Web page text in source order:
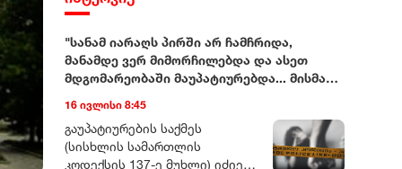
"სანამ იარაღს პირში არ ჩამჩრიდა,
მანამდე ვერ მიმორჩილებდა და ასეთ
მდგომარეობაში მაუპატიურებდა... მისმა
გამაუპატიურეს"
16 ივლისი 8:45
გაუპატიურების საქმეს (სისხლის სამართლის კოდექსის 137-ე მუხლი) იძიებს შინაგან საქმეთა სამინისტროს სამეგრელო-ზემო სვანეთის პოლიციის დეპარტამენტი.ორი, ერთმანეთისგან დამოუკიდებელი წყარო გვეუბნება, რომ პოლიციამ უკვე დაკითხა ის ადამიანები, რომლებმაც, შესაძლოა, ამ ისტორიის შესახებ რამე იცოდნენ.რადიო თავისუფლების ინფორმაციითვე, გამოძიება დაახლოებით ერთი თვის წინ, სოციალურ ქსელში გავრცელებული ვიდეომიმართვების საფუძველზეა დაწყებული.სწორედ ერთი თვის წინ დაუკავშირდა გამომძიებელი 43 წლის ნატა ვიბლიანს, ქალს, რომელიც ამბობს, რომ 90-იან წლებში, რამდენიმე წლის განმავლობაში, მას სისტემატურად აუპატიურებდა თანასოფლელი, სრულწლოვანი კაცი. ამ კაცის გარდა, ნატა ვიბლიანი გაუპატიურებაში ბრალს კიდევ სამ თანასოფლელს სდებს.ვიდეომიმართვებით დაწყებული საქმენატა ვიბლიანის ვიდეომიმართვები სოციალურ ქსელში დაახლოებით სამი თვის წინ გამოჩნდა. ემიგრანტი ქალი ჰყვებოდა, რომ 1990-იან წლებში, სვანეთში, სოფელ სგურიშში, სადაც ის ოჯახთან ერთად ცხოვრობდა, სისტემატური სექსუალური ძალადობის მსხვერპლი იყო. ქალი ღიად ასახელებს იმ კაცების ვინაობას, რომლებმაც მისი თქმით, მასზე ბავშვობისას იძალადეს.ამ ჩანაწერებს არაერთგვაროვანი გამოხმაურება მოჰყვა - სოციალური ქსელების მომხმარებლების ნაწილი გამოძიების დაწყებას, ქალის უფლებების დაცვას, სამართლიანობის აღდგენას მოითხოვს. ისინი ნატა ვიბლიანის მხარდამჭერ, სოლიდარობის გამომხატველ ვიდეომიმართვებსაც ავრცელებენ.ნაწილს კი მიაჩნია, რომ ქალი ყოფილი თანასოფლელების რეპუტაციის შელახვას ცდილობს და ვიდეოების კომენტარებში მას შეურაცხმყოფელი სიტყვებით მიმართავს.„მაუპატიურებდა ბოსელში, სახლში, მინდორში“ - ნატა ვიბლიანის ნაამბობინატა ვიბლიანს რადიო თავისუფლება პირველად რამდენიმე დღის წინ, საზღვარგარეთ დაუკავშირდა. ის წლებია, ემიგრაციაში ცხოვრობს. ჰყავს შვილი და სამი თვის შვილიშვილი.გვეუბნება, რომ ამ 35 წლის განმავლობაში, არ ყოფილა დღე, როდესაც მის თავს გადამხდარ ამბავზე არ უფიქრია: „როცა ძალა მოვიკრიბე, როცა რაღაც ცოდნაც დავაგროვე, გავბედე და ვთქვი, იმ ხალხის დასასჯელად კი არა, სამართლიანობის აღსადგენად“, - ამბობს ნატა ვიბლიანი.ქალს უჭირს დააზუსტოს კონკრეტული წლები, როცა მისი თქმით, თანასოფლელი კაცი - ნათლიის ძმა, მასზე სექსუალურად ძალადობდა:„4 კლასის განათლება მაქვს. ნათლად მახსოვს ფაქტები, მაგრამ წლების დასახელება მიჭირს. მამაჩემის გარდაცვალებიდან ერთი წლის შემდეგ დაიწყო ეს ჯოჯოხეთი. მამას წლისთავის მერე, რამდენიმე დღეში. მამა 7 წლის ასაკში ჩამაკვდა ხელებში და ოთხი და-ძმა დავრჩით, დედაჩემის ამარა“.ნატა ვიბლიანი ამბობს, რომ კაცმა ის პირველად საქონლის სადგომში გააუპატიურა:„ძროხას ვწველიდი, იქ შემოვიდა. თავზე გადამისვა ხელი, ნუ გეშინიაო... ტკივილისგან გავითიშე, რამდენი ხანი ვეგდე იმ ბოსელში, იმ მდგომარეობაში, არ მახსოვს. გონზე რომ მოვედი, ეს ადამიანი იქ აღარ იყო. დამტოვა და გაიქცა“...ნატა ვიბლიანი ჰყვება, რომ იმ დღის შემდეგ, მასზე ძალადობა სისტემატური გახდა, მათ შორის, იარაღის მუქარით:„დაუმორჩილებელი ბავშვი ვიყავი, სანამ იარაღს არ აიღებდა და პირში არ ჩამჩრიდა პისტოლეტის ლულას, მანამდე ვერ მიმორჩილებდა და ასეთ მდგომარეობაში მაუპატიურებდა. ჩემს უმცროს ძმებს უშვერდა იარაღს და ამბობდა, რომ ხმას თუ ამოვიღებდი, იმათ დახოცავდა“.ქალი არამხოლოდ გაუპატიურებაზე არამედ ძალადობისა და დაშინების სხვა ეპიზოდებსაც ჰყვება:„ცხენზე გამომაბა და სადაც ზაფხულობით, საბალახოდ გადაგვყავდა საქონელი, იქამდე მათრია ცხენზე მიბმული, რომ ვინმესთვის არ მეთქვა სიმართლე“.ნატა ვიბლიანის მონათხრობით, ის 14 წლის იქნებოდა, როდესაც დაორსულდა და ბავშვი ნაადრევად გააჩინა:„ვიცი, რომ ცოცხალი დაიბადა, დავინახე და ხმაც გავიგე, ჩემი ინფორმაციით, ექიმი, რომელმაც მამშობიარა, ცოცხალი აღარაა. მახსოვს დიალოგი, ექიმმა როგორ იკითხა ბავშვზე, რა ვუყოთო და ის [კაცი, რომელიც ნატა ვიბლიანის თქმით, მასზე სექსუალურად ძალადობდა] პასუხობდა, მოკალითო. ბავშვს რა ბედი ეწია, არ ვიცი“.43 წლის ქალი ამბობს, რომ სოფელ სგურიშში, როგორც მისმა ოჯახის წევრებმა და ნათესავებმა, ისე სხვა თანასოფლელებმა იცოდნენ, რომ მასზე სექსუალურად ძალადობდნენ, თუმცა ამბობს, რომ თანასოფლელები, მათ შორის, საკუთარი გვარიც წარმომადგენლებიც მას ადანაშაულებდნენ: "[ვიბლიანებთან] ნათლობის სუფრაზე მივედი, გამოვიდნენ, თუკი რამე სალანძღავი სიტყვა იყო, ყველაფერი მეძახეს. ეზოში ბავშვები იყვნენ და ბავშვებმა ქვების სროლით გამომაცილეს".ნატა ვიბლიანის თქმით, 1990-იანი წლების შუაში, ზუგდიდის სამხარეო პოლიციას მიმართა მისმა ბაბუამ, დედის მამამ, თუმცა, საქმის გამოძიება მალევე შეწყდა:„ექსპერტიზაც ჩამიტარეს მაშინ. მაგრამ ამ ადამიანს ნაცნობები ჰყავდა პოლიციაში და ძალიან ბევრი რამ მიიჩქმალა. დაახლოებით ერთ კვირაში, ისევ ჩემმა ოჯახმა, საჩივარი უკან გამოიტანა და ასე დასრულდა ეს საქმე“."რადიო თავისუფლებამ" შინაგან საქმეთა სამინისტროსგან გამოითხოვა 1990-იან წლებში დაწყებული გამოძიების შესახებ ინფორმაცია. უწყებისგან პასუხი ჯერ არ მიგვიღია.გარდა იმ კაცისა, რომელიც ნატა ვიბლიანის თქმით, მასზე სისტემატურად ძალადობდა, ქალი ამბობს, რომ ის იმავე პერიოდში გააუპატიურა კიდევ სამმა კაცმა:„სამივენი ამ კაცის ნათესავები არიან. მათ სწორედ მისი ჩარევით გამაუპატიურეს, მისი სიბინძურის დასაფარად, რომ ხმა ვერ ამომეღო ვერასდროს, როგორც ქალს, რომ ვერასდროს მეთქვა, რომ მე ამდენმა კაცმა გამაუპატიურა“.ნატა ვიბლიანი ამბობს, რომ ის და მისი ოჯახი, მოგვარეების ნაწილის ზეწოლის გამო იძულებული გახდა სოფლიდან 1990-იანი წლების ბოლოს გადასახლებულიყო:„ნოდარიშარები შეგროვდნენ და გადაწყვიტეს, რომ ჩვენი იქ ცხოვრება აღარ შეიძლებოდა, მოგვცეს 22 ათასი ლარი [სოფელში არსებული სახლის სანაცვლო თანხა] და დედასთან და და-ძმებთან ერთად წავედით ზუგდიდში. სოფელში ძალიან კარგი სახლი დავტოვეთ და ზუგდიდში აღმოვჩნდით გაუსაძლის პირობებში. მაშინ ჯერ კიდევ არასრულწლოვანი ვიყავი, მქონდა თვითმკვლელობის მცდელობაც, მაგრამ გადავრჩი.როგორც კი გამოვკეთდი და ძალა მოვიკრიბე, წავედი სახლიდან ქუთაისში და იმის შემდეგ ჩემი ოჯახის წევრებს აღარ გავკარებივარ, აღარც დედმამიშვილებს, არც დედას და არავის. როცა მჭირდებოდა, მაშინ არავინ დამიდგა გვერდში, არც დედაჩემი.ჩემი შვილი ისე გახდა 7 წლის, რომ ნათესავებთან კავშირი არ მქონია. მართალია, შემდეგ აღვადგინე ურთიერთობა, მაგრამ ისე მექცეოდნენ, თითქოს მე ვიყავი დამნაშავე და ამიტომ აღარ მინდა არავისთან ურთიერთობა“.„პირველ რიგში, მოვითხოვთ გამოკითხვას“ - საქმეში ადვოკატი ჩაერთონატა ვიბლიანის ინტერესებს იურისტი მარიამ ბარსონიძე დაიცავს. 15 ივლისს მან უკვე მიმართა შინაგან საქმეთა სამინისტროს, საქმეს კი დაერთო მისი, როგორც ადვოკატის, ორდერი.მარიამ ბარსონიძე რადიო თავისუფლებასთან საუბრისას ამბობს, რომ პირველ რიგში, ის საგამოძიებო უწყებისგან მოითხოვს ნატა ვიბლიანის გამოკითხვას. ის უკვე ესაუბრა საქმის გამომძიებელს„დეტალურად უნდა მოხდეს იმ საზარელი ფაქტების აღწერა, რის შესახებაც ნატა ვიბლიანი ჰყვება. ამის შემდეგ მას აუცილებლად უნდა მიანიჭონ დაზარალებულის სტატუსი და მას, როგორც დაზარალებულს და მე, როგორც დაზარალებულის ადვოკატს, გვექნება სრული უფლება, რომ საქმის მასალებს გავეცნოთ სრულყოფილად“.ადვოკატი უკვე ესაუბრა გამომძიებელს:„ჯერჯერობით, არ მაქვს ინფორმაცია, როდის იგეგმება მისი გამოკითხვა, თუმცა, ეს ცოცხალი პროცესია და ხაზზე ვარ გამომძიებელთან“, - ამბობს მარიამ ბერსონიძე.რა შანსია, რომ 35 წლის შემდეგ გამოძიება სავარაუდო დანაშაულის კვალზე გავიდეს?შესაძლებელია თუ არა, რომ სამი ათწლეულის შემდეგ, პასუხი მოეთხოვოს ადამიანს დანაშაულისთვის, რომლის მსხვერპლიც, სავარაუდოდ, 14 წელს მიუღწეველი ბავშვი იყო?დღეს საქართველოს სისხლის სამართლის კანონმდებლობა არასრულწლოვანის მიმართ ჩადენილი რიგი სექსუალური დანაშაულებისთვის ხანდაზმულობის ვადას აღარ ითვალისწინებს.1990-იან წლებში, სავარაუდოდ ჩადენილი დანაშაულის შემთხვევაში, მნიშვნელოვანია, დადგინდეს დანაშაულის [დანაშაულის ბოლო ეპიზოდის] ჩადენის ზუსტი დრო, მისი სამართლებრივი კვალიფიკაცია, იმ პერიოდში მოქმედი კანონი და ისიც, თუ რა გავლენა შეიძლება ჰქონდეს მოგვიანებით მიღებულ საკანონმდებლო ცვლილებებს.„2020 წლიდან შეიცვალა კანონი და არასრულწლოვანის მიმართ ჩადენილ სქესობრივ დანაშაულებს ხანდაზმულობის ვადა აღარ ეხებათ. თუკი 2020 წლისთვის არ იყო გასული კონკრეტული ხანდაზმულობის ვადა, თავდაპირველად 25 წელი და შემდგომ, 2018-ში შეცვლილი კანონით - 30 წელი, ეს ნიშნავს რომ ნატა ვიბლიანის საქმეს ხანდაზმულობის ვადა აღარ ეხება“, - ეუბნება რადიო თავისუფლებას მარი ვარამაშვილი, ორგანიზაცია „საფარის“ იურისტი. ის სწორედ იმ გოგოებისა და ქალების ინტერესებს იცავს, რომლებიც წლების წინ გახდნენ სქესობრივი დანაშაულის მსხვერპლები და მხოლოდ ახლაღა გადაწყვიტეს ამაზე ხმამაღლა საუბარი:„ეს არ არის ახალი ამბავი, როდესაც ქალები წარსულში, წლების წინ მომხდარი დანაშაულების შესახებ იწყებენ საუბარს. ასეთ დროს ძალიან მნიშვნელოვანია, პროცესში თავად დაზარალებულის ჩართულობა.ამ ეტაპზე, რასაც ვხედავთ, გამოძიება ძალიან შაბლონურადაა დაწყებული. პირველ რიგში, გამოძიება რითაც უნდა დაინტერესდეს, ეს არის დაზარალებულის დროული გამოკითხვა... [უნდა] გამოიკითხოს ყველა ის ადამიანი, ვინც შესაძლოა რაიმე მნიშვნელოვან ინფორმაციას ფლობდეს.ცხადია, საქმეზე, შესაძლოა, დადგეს შედეგი და ასეთ საქმეებზე დამდგარა კიდეც, მთავარია, ეფექტიანი და ყოველმხრივი გამოძიება. მნიშვნელოვანია, რომ ჩატარდეს ქალის ფსიქოლოგიური ექსპერტიზა, რათა ეს მტკიცებულებაც არსებობდეს. ძალიან მნიშვნელოვანია გამოძიებამ გამოითხოვოს არქივიდან ძველი საქმის მასალები. თუკი ეს მასალები არსებობს, ეს უკვე ძალიან მყარი მტკიცებულება იქნება წარსულში ჩადენილი დანაშაულისა. შესაძლოა, მხოლოდ დაზარალებულის ჩვენებითა და ამ მტკიცებულებითაც კი მოხდეს ბრალის წარდგენა“, - ამბობს მარი ვარამაშვილი რადიო თავისუფლებასთან საუბრისას.ნატა ვიბლიანის ინტერესების დამცველს მარიამ ბარსონიძეს მიაჩნია, რომ 43 წლის ქალის საქმე არა მხოლოდ გამოძიების კუთხითაა მნიშვნელოვანი, ის მნიშვნელოვანია იმ ქალებისთვისაც, რომლებიც წლებია დუმან მათ მიმართ ჩადენილი დანაშაულების შესახებ:„ვთვლი, რომ ეს საქმე ბევრი ქალის გზას გახსნის. შესაბამისად, მხოლოდ გამოძიებისა და მისი ხანდაზმულობის კუთხით არ უნდა შევხედოთ ამ საქმეს. საქმეს უნდა შევხედოთ საზოგადოებრივი ინტერესის კუთხითაც.ნატა ვიბლიანის საქმეში არაერთი და ძალიან მძიმე ეპიზოდებია. პირდაპირ გეტყვით, ეს არის ძალიან რთული საქმე და დიდი ალბათობით, შსს მიიღებს გადაწყვეტილებას, რომ აქტიურად აწარმოოს სწორედ ის საგამოძიებო მოქმედებები, რაც შედეგამდე მიიყვანს გამოძიებას. ჩემი პირდაპირი მიზანია, რომ აუცილებლად გამოიკვეთოს დამნაშავეთა წრე და კანონის სრული სიმკაცრით დაისაჯოს თითოეული მათგანი“, - უთხრა რადიო თავისუფლებას მარიამ ბარსონიძემ.ნატა ვიბლიანი რადიო თავისუფლებას ეუბნება, რომ მიუხედავად იმისა, რომ საქართველოდან შორსაა, თავს უსაფრთხოდ მაინც არ გრძნობს და ამ ამბის გახმაურების გამო, ანგარიშსწორების ეშინია:"მე სვანეთის ხუთი გვარი ვამხილე. ხუთი გვარი მემტერება და მომდევს და რომელი გამისწორდება, არ ვიცი. ახლა, მართალია საქართველოში არ ვარ, მაგრამ არც აქ ვგრძნობ თავს უსაფრთხოდ. გან